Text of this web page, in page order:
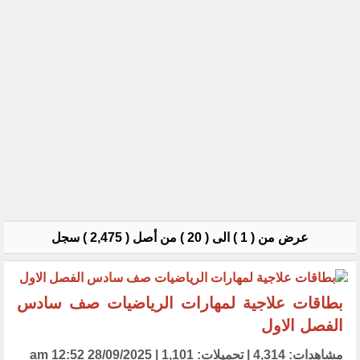
عرض من ( 1 ) الى ( 20 ) من أصل ( 2,475 ) سجل
بطاقات علاجية لمهارات الرياضيات صف سادس
الفصل الاول
مشاهدات: 4,314 | تحميلات: 1,101 | 28/09/2025 12:52 am